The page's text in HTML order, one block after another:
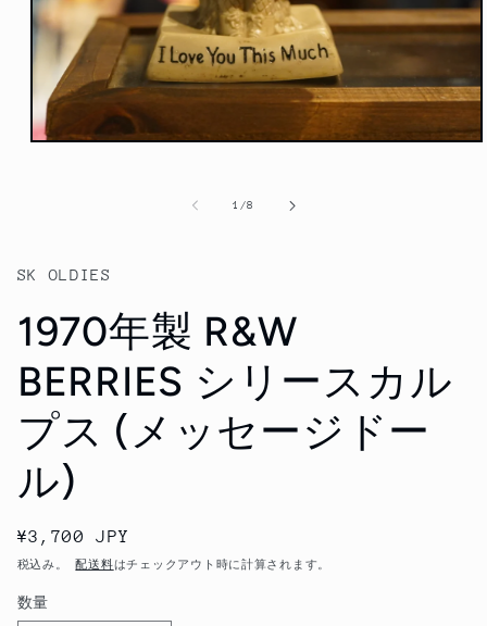
デ
(1)
を
く
1 /の
8
SK OLDIES
1970年製 R&W
BERRIES シリースカル
プス (メッセージドー
ル)
通
常
格
¥3,700 JPY
税込み。配送料はチェックアウト時に計算されます。
数量